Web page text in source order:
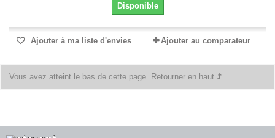
Disponible
Ajouter à ma liste d'envies Ajouter au comparateur
Vous avez atteint le bas de cette page. Retourner en haut